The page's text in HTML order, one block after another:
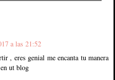
a las 21:52
, eres genial me encanta tu manera
ut blog